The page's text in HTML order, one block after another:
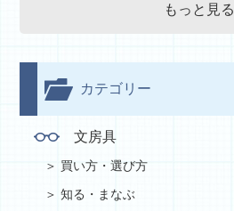
もっと見る
カテゴリー
文房具
買い方・選び方
知る・まなぶ